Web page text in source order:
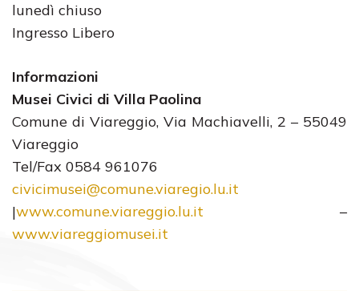
lunedì chiuso
Ingresso Libero
Informazioni
Musei Civici di Villa Paolina
Comune di Viareggio, Via Machiavelli, 2 – 55049
Viareggio
Tel/Fax 0584 961076
civicimusei@comune.viaregio.lu.it
|www.comune.viareggio.lu.it –
www.viareggiomusei.it